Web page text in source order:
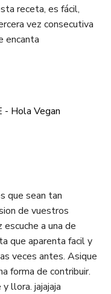
receta, es fácil,
vez consecutiva
encanta
- Hola Vegan
que sean tan
de vuestros
a una de
que aparenta facil y
veces antes. Asique
forma de contribuir.
llora. jajajaja